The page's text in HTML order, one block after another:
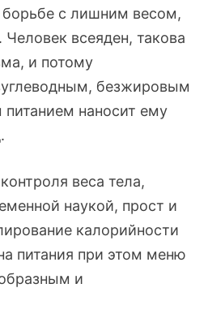
с лишним весом,
всеяден, такова
и потому
безжировым
питанием наносит ему
веса тела,
наукой, прост и
калорийности
питания при этом меню
и